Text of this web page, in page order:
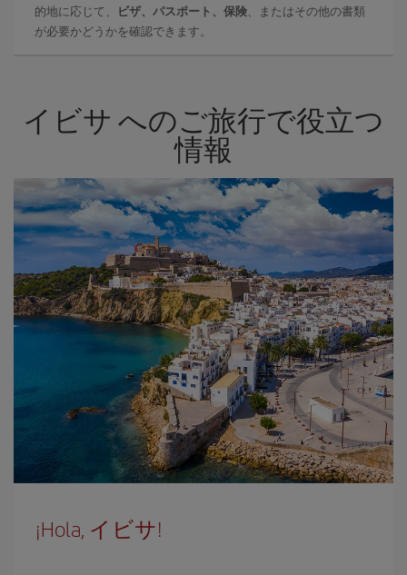
的地に応じて、 ビザ、パスポート、保険、またはその他の書類
が必要かどうかを確認できます。
イビサ へのご旅行で役立つ
情報
¡Hola, イビサ!